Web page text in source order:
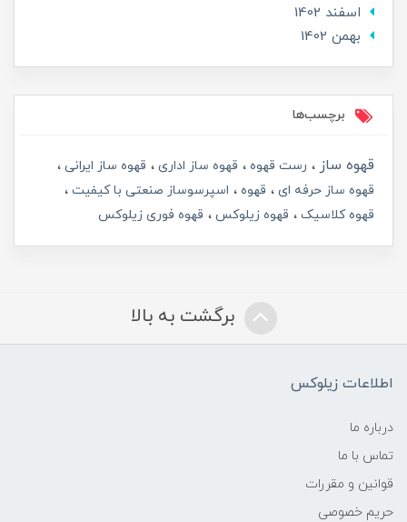
اسفند 1402
بهمن 1402
برچسب‌ها
قهوه ساز رست قهوه قهوه ساز اداری
قهوه ساز ایرانی
قهوه ساز حرفه ای
قهوه
اسپرسوساز صنعتی با کیفیت
قهوه کلاسیک
قهوه زیلوکس قهوه فوری زیلوکس
برگشت به بالا
اطلاعات زیلوکس
درباره ما
تماس با ما
قوانین و مقررات
حریم خصوصی